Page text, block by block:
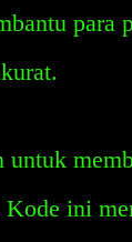
para
ini